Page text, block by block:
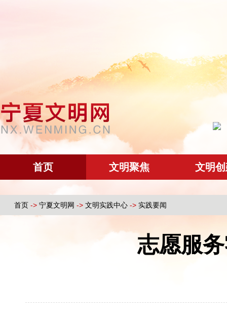
首页 文明聚焦 文明
首页 -> 宁夏文明网 -> 文明实践中心 -> 实践要闻
志愿服